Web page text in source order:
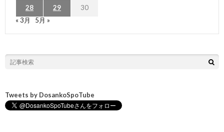
28 29
30
« 3月
5月 »
Tweets by DosankoSpoTube